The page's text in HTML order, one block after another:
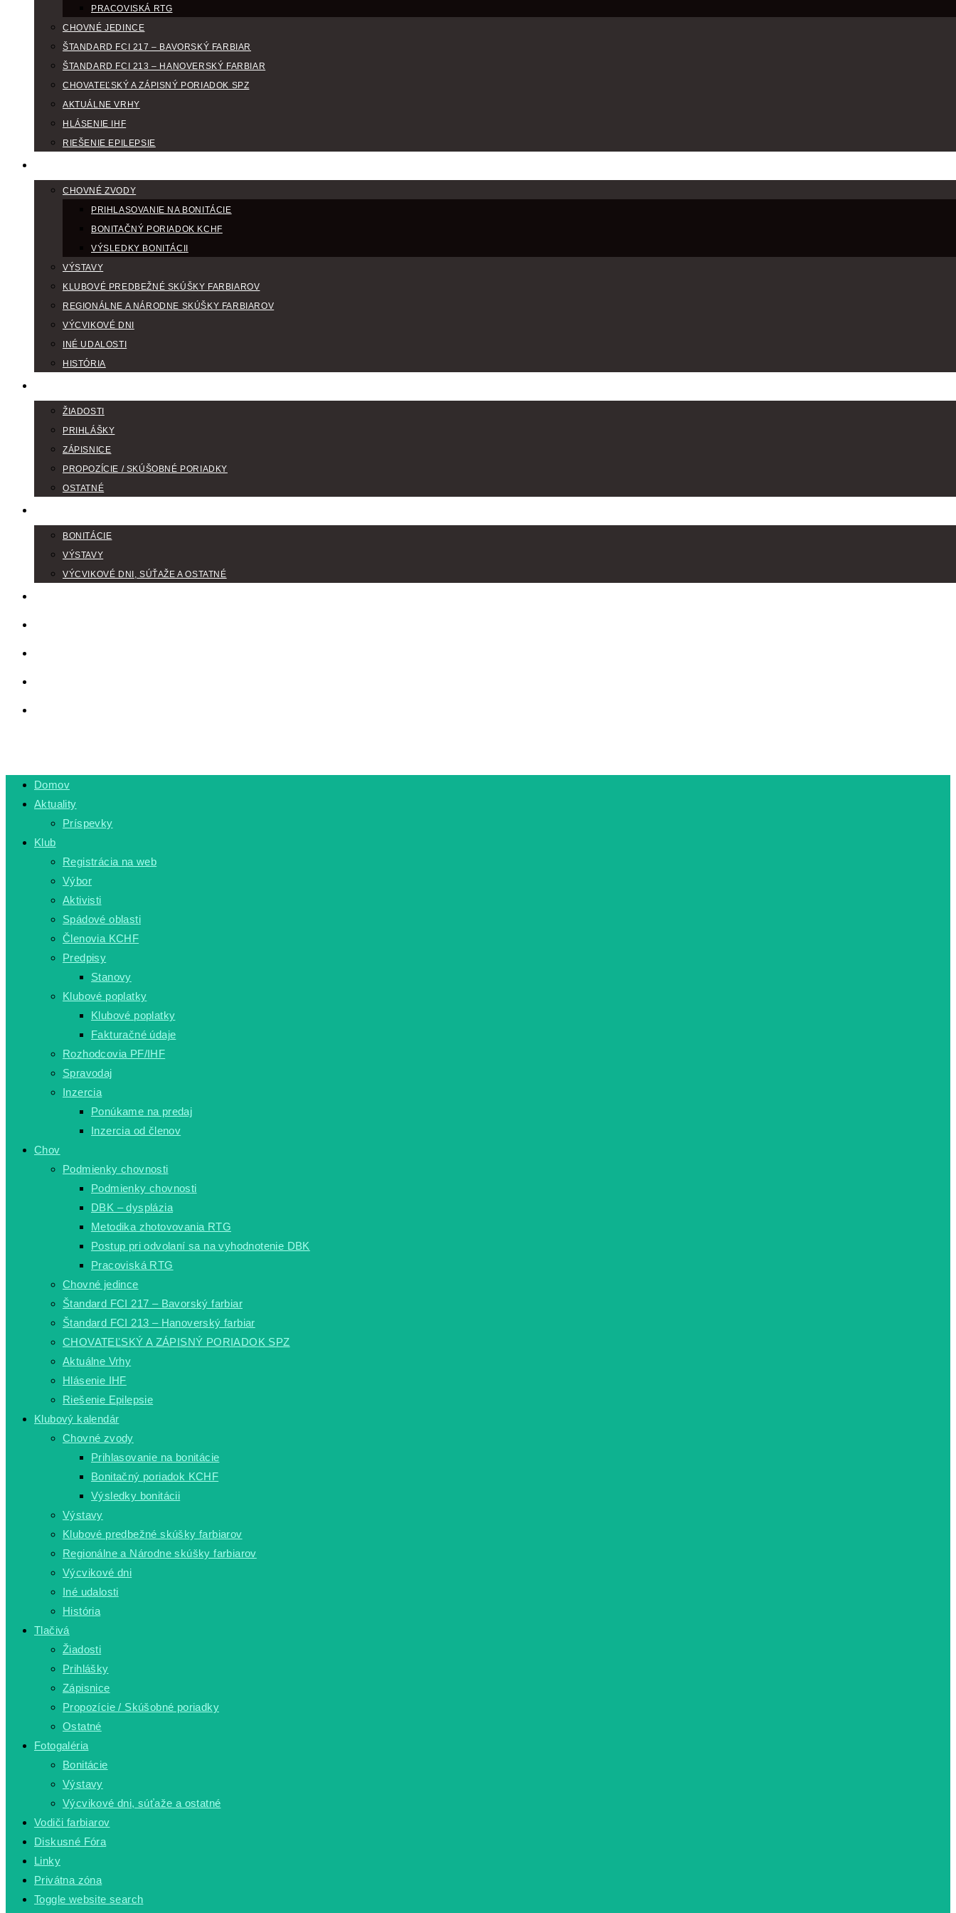
PRACOVISKÁ RTG
CHOVNÉ JEDINCE
ŠTANDARD FCI 217 – BAVORSKÝ FARBIAR
ŠTANDARD FCI 213 – HANOVERSKÝ FARBIAR
CHOVATEĽSKÝ A ZÁPISNÝ PORIADOK SPZ
AKTUÁLNE VRHY
HLÁSENIE IHF
RIEŠENIE EPILEPSIE
CHOVNÉ ZVODY
PRIHLASOVANIE NA BONITÁCIE
BONITAČNÝ PORIADOK KCHF
VÝSLEDKY BONITÁCII
VÝSTAVY
KLUBOVÉ PREDBEŽNÉ SKÚŠKY FARBIAROV
REGIONÁLNE A NÁRODNE SKÚŠKY FARBIAROV
VÝCVIKOVÉ DNI
INÉ UDALOSTI
HISTÓRIA
ŽIADOSTI
PRIHLÁŠKY
ZÁPISNICE
PROPOZÍCIE / SKÚŠOBNÉ PORIADKY
OSTATNÉ
BONITÁCIE
VÝSTAVY
VÝCVIKOVÉ DNI, SÚŤAŽE A OSTATNÉ
Domov
Aktuality
Príspevky
Klub
Registrácia na web
Výbor
Aktivisti
Spádové oblasti
Členovia KCHF
Predpisy
Stanovy
Klubové poplatky
Klubové poplatky
Fakturačné údaje
Rozhodcovia PF/IHF
Spravodaj
Inzercia
Ponúkame na predaj
Inzercia od členov
Chov
Podmienky chovnosti
Podmienky chovnosti
DBK – dysplázia
Metodika zhotovovania RTG
Postup pri odvolaní sa na vyhodnotenie DBK
Pracoviská RTG
Chovné jedince
Štandard FCI 217 – Bavorský farbiar
Štandard FCI 213 – Hanoverský farbiar
CHOVATEĽSKÝ A ZÁPISNÝ PORIADOK SPZ
Aktuálne Vrhy
Hlásenie IHF
Riešenie Epilepsie
Klubový kalendár
Chovné zvody
Prihlasovanie na bonitácie
Bonitačný poriadok KCHF
Výsledky bonitácii
Výstavy
Klubové predbežné skúšky farbiarov
Regionálne a Národne skúšky farbiarov
Výcvikové dni
Iné udalosti
História
Tlačivá
Žiadosti
Prihlášky
Zápisnice
Propozície / Skúšobné poriadky
Ostatné
Fotogaléria
Bonitácie
Výstavy
Výcvikové dni, súťaže a ostatné
Vodiči farbiarov
Diskusné Fóra
Linky
Privátna zóna
Toggle website search